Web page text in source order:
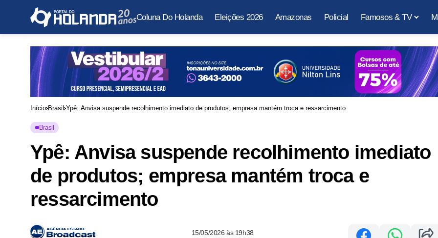
Coluna Do Holanda Eleições 2026 Amazonas Policial Famosos & TV
Início Brasil Ypê: Anvisa suspende recolhimento imediato de produtos; empresa mantém troca e ressarcimento
Brasil
Ypê: Anvisa suspende recolhimento imediato
de produtos; empresa mantém troca e
ressarcimento
15/05/2026 às 19h38